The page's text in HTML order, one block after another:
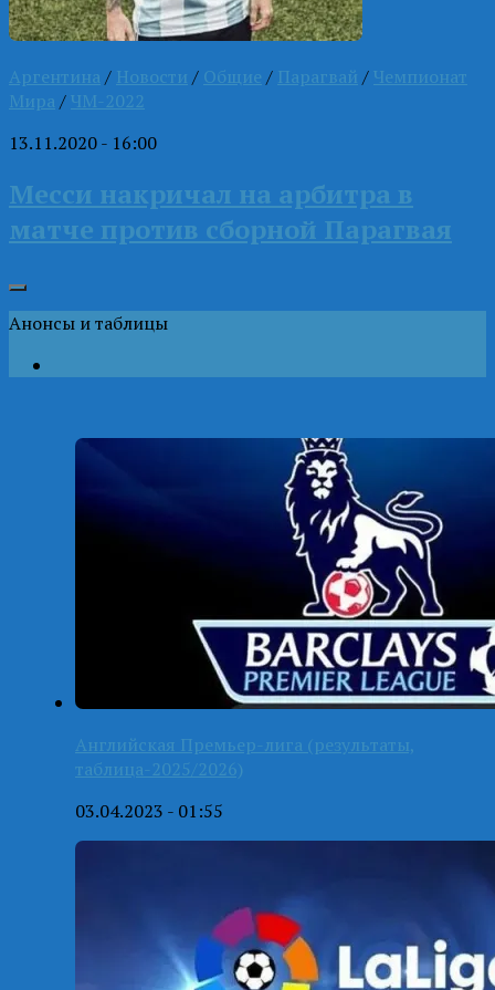
Аргентина / Новости / Общие / Парагвай / Чемпионат
Мира / ЧМ-2022
13.11.2020 - 16:00
Месси накричал на арбитра в
матче против сборной Парагвая
Анонсы и таблицы
Английская Премьер-лига (результаты,
таблица-2025/2026)
03.04.2023 - 01:55